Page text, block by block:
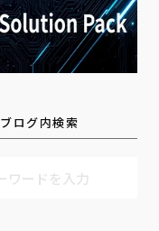
ブログ内検索